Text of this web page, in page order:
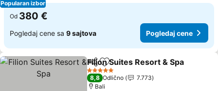
Popularan izbor
Od 380 €
Pogledaj cene sa 9 sajtova Pogledaj cene
Deli Dodati u favorite
Filion Suites Resort & Spa
5 Zvezdice
8,8 Odlično
7.773
Bali